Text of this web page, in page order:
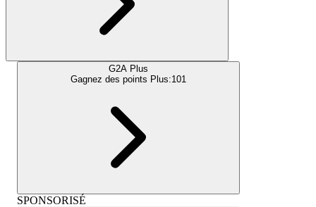
G2A Plus
Gagnez des points Plus:101
SPONSORISÉ